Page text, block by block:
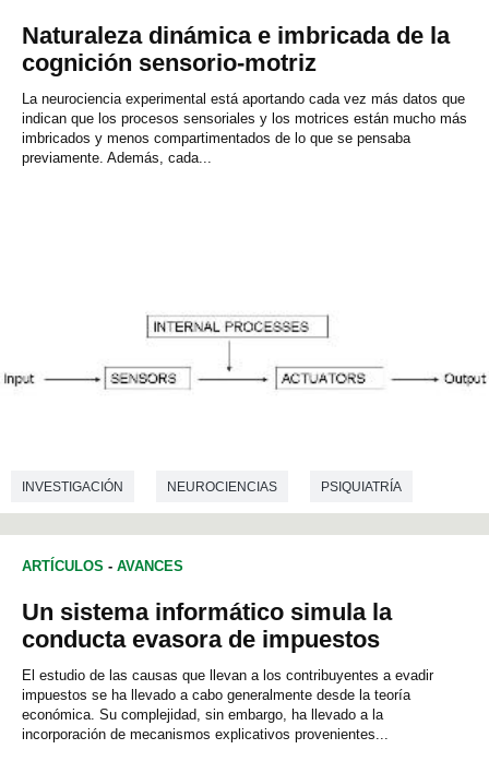
Naturaleza dinámica e imbricada de la
cognición sensorio-motriz
La neurociencia experimental está aportando cada vez más datos que
indican que los procesos sensoriales y los motrices están mucho más
imbricados y menos compartimentados de lo que se pensaba
previamente. Además, cada...
INVESTIGACIÓN NEUROCIENCIAS PSIQUIATRÍA
ARTÍCULOS - AVANCES
Un sistema informático simula la
conducta evasora de impuestos
El estudio de las causas que llevan a los contribuyentes a evadir
impuestos se ha llevado a cabo generalmente desde la teoría
económica. Su complejidad, sin embargo, ha llevado a la
incorporación de mecanismos explicativos provenientes...